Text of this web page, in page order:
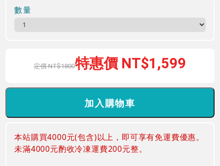
數量
1800 1,599
本站購買4000元(包含)以上，即可享有免運費優惠。
未滿4000元酌收冷凍運費200元整。